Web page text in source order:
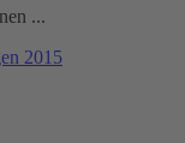
...
2015